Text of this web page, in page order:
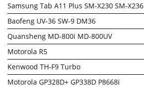
Samsung Tab A11 Plus SM-X230 SM-X236
Baofeng UV-36 SW-9 DM36
Quansheng MD-800i MD-800UV
Motorola R5
Kenwood TH-F9 Turbo
Motorola GP328D+ GP338D P8668i